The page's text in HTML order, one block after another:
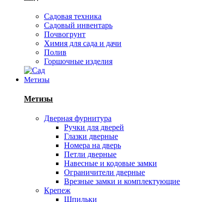
Садовая техника
Садовый инвентарь
Почвогрунт
Химия для сада и дачи
Полив
Горшочные изделия
Метизы
Метизы
Дверная фурнитура
Ручки для дверей
Глазки дверные
Номера на дверь
Петли дверные
Навесные и кодовые замки
Ограничители дверные
Врезные замки и комплектующие
Крепеж
Шпильки